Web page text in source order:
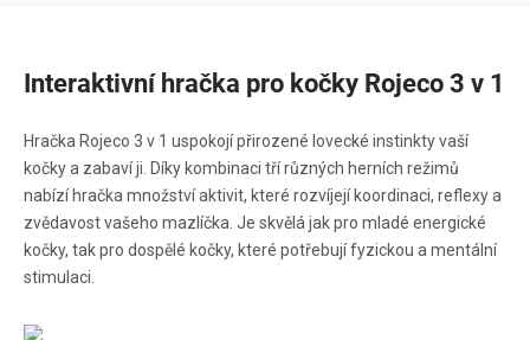
Interaktivní hračka pro kočky Rojeco 3 v 1
Hračka Rojeco 3 v 1 uspokojí přirozené lovecké instinkty vaší
kočky a zabaví ji. Díky kombinaci tří různých herních režimů
nabízí hračka množství aktivit, které rozvíjejí koordinaci, reflexy a
zvědavost vašeho mazlíčka. Je skvělá jak pro mladé energické
kočky, tak pro dospělé kočky, které potřebují fyzickou a mentální
stimulaci.